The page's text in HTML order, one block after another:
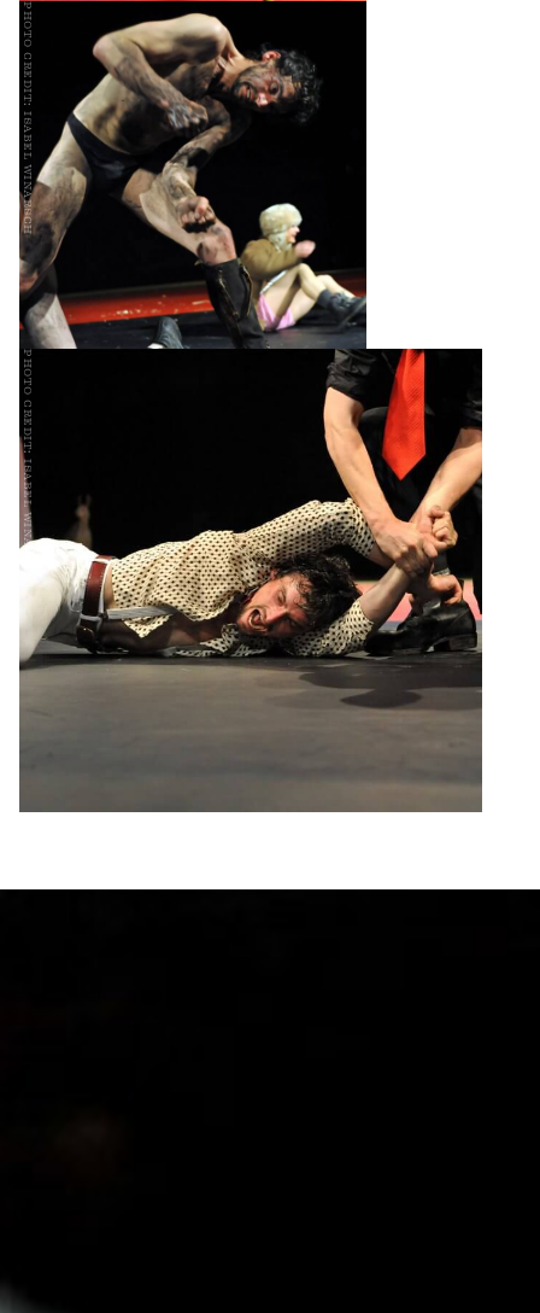
photo credit: isabel winarsch
photo credit: isabel winarsch